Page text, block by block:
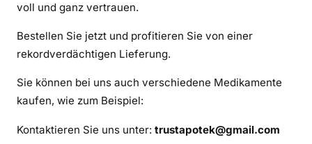
voll und ganz vertrauen.
Bestellen Sie jetzt und profitieren Sie von einer
rekordverdächtigen Lieferung.
Sie können bei uns auch verschiedene Medikamente
kaufen, wie zum Beispiel:
Kontaktieren Sie uns unter: trustapotek@gmail.com